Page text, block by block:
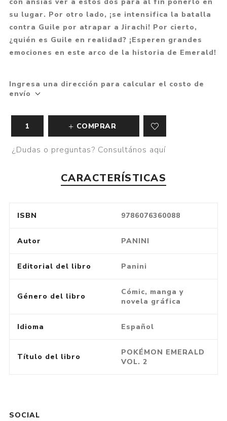
su lugar. Por otro lado, ¡se intensifica la batalla
contra Guile por atrapar a Jirachi! Por cierto,
¿quién es Guile en realidad? ¡Esperen grandes
emociones en este arco de la historia de Emerald!
Ingresa una dirección para calcular el costo de
envío
COMPRAR
¿Dudas o preguntas? Consultános aquí
CARACTERÍSTICAS
ISBN 9786076360088
Autor PANINI
Editorial del libro Panini
Género del libro
Cómic, manga y
novela gráfica
Idioma Español
Título del libro
POKÉMON EMERALD
VOL. 2
SOCIAL